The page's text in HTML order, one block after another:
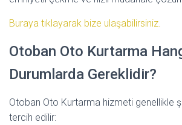
Buraya tıklayarak bize ulaşabilirsiniz.
Otoban Oto Kurtarma
Durumlarda Gereklidir?
Otoban Oto Kurtarma hizmeti genellikle
tercih edilir: